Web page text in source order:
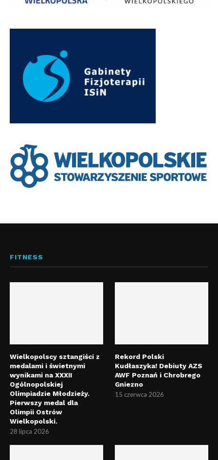
FITNESS
Wielkopolscy sztangiści z
medalami i świetnymi
wynikami na XXXII
Ogólnopolskiej
Olimpiadzie Młodzieży.
Pierwszy medal dla
Olimpii Ostrów
Wielkopolski.
28 lipca 2026
Rekord Polski
Kudłaszyka! Debiuty AZS
AWF Poznań i Chrobrego
Gniezno
15 czerwca 2026